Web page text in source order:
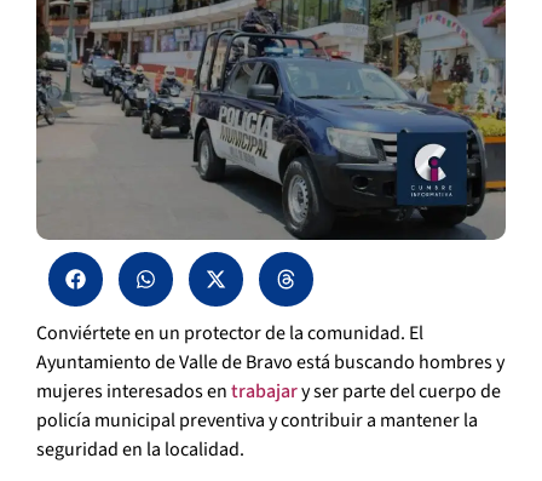
Conviértete en un protector de la comunidad. El
Ayuntamiento de Valle de Bravo está buscando hombres y
mujeres interesados entrabajary ser parte del cuerpo de
policía municipal preventiva y contribuir a mantener la
seguridad en la localidad.